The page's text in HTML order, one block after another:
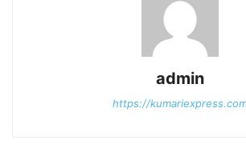
admin
https://